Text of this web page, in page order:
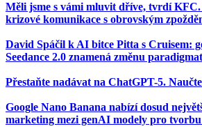
Měli jsme s vámi mluvit dříve, tvrdí
krizové komunikace s obrovským
David Spáčil k AI bitce Pitta s Cruisem:
Seedance 2.0 znamená změnu
Přestaňte nadávat na ChatGPT-5.
Google Nano Banana nabízí dosud
marketing mezi genAI modely pro